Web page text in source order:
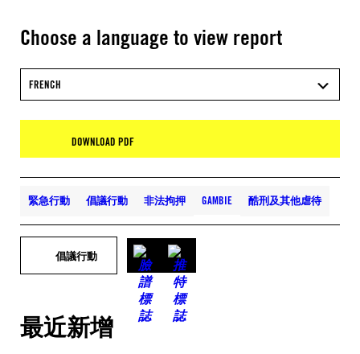
Choose a language to view report
FRENCH
DOWNLOAD PDF
緊急行動 倡議行動 非法拘押 GAMBIE 酷刑及其他虐待
倡議行動
最近新增